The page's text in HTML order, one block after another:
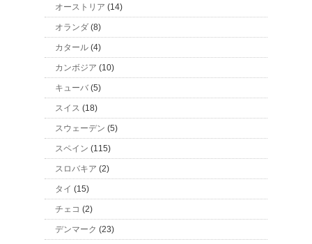
オーストリア (14)
オランダ (8)
カタール (4)
カンボジア (10)
キューバ (5)
スイス (18)
スウェーデン (5)
スペイン (115)
スロバキア (2)
タイ (15)
チェコ (2)
デンマーク (23)